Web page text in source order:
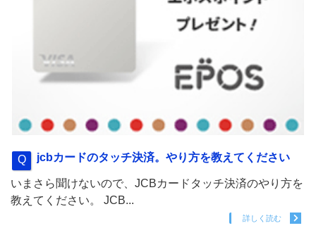
jcbカードのタッチ決済。やり方を教えてください
いまさら聞けないので、JCBカードタッチ決済のやり方を
教えてください。 JCB...
詳しく読む